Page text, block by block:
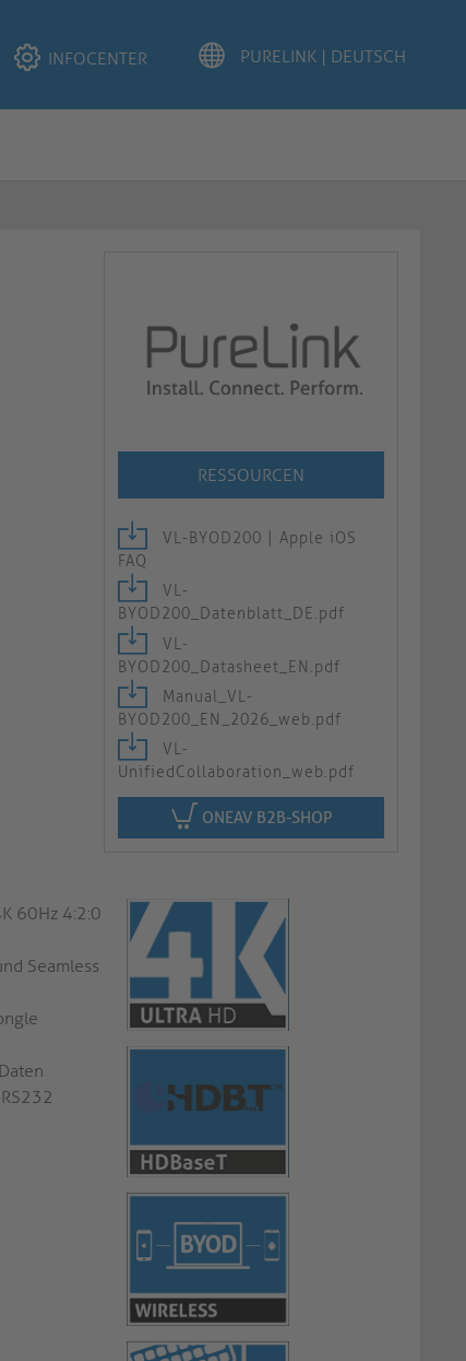
INFOCENTER
RESSOURCEN
VL-BYOD200 | Apple iOS
FAQ
VL-
BYOD200_Datenblatt_DE.pdf
VL-
BYOD200_Datasheet_EN.pdf
Manual_VL-
BYOD200_EN_2026_web.pdf
VL-
UnifiedCollaboration_web.pdf
ONEAV B2B-SHOP
60Hz 4:2:0
Seamless